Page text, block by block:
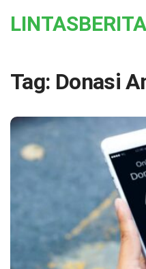
LINTASBERITA
Tag: Donasi